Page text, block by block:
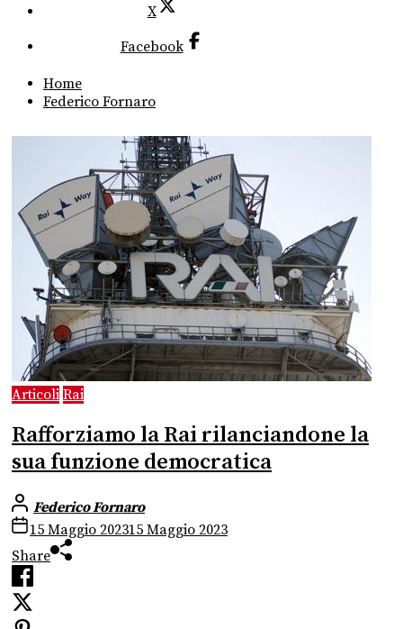
X
Facebook
Home
Federico Fornaro
Articoli Rai
Rafforziamo la Rai rilanciandone la
sua funzione democratica
Federico Fornaro
15 Maggio 202315 Maggio 2023
Share